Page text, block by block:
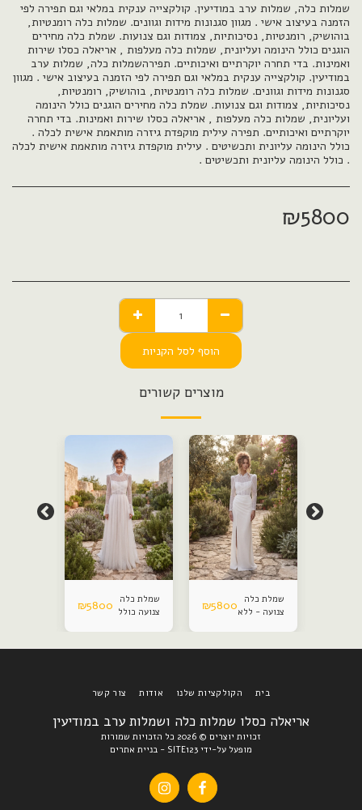
שמלות כלה, שמלות ערב במודיעין. קולקצייה ענקית במלאי וגם תפירה לפי
הזמנה בעיצוב אישי . מגוון סגנונות מידות וגוונים. שמלות כלה רומנטיות,
בוהושיק, רומנטיות, נסיכותיות, צמודות וגם צנועות. שמלת כלה מחירים
הוגנים כולל הינומה ועליונית, שמלות כלה מעלפות , אריאלה כסלו שירות
ואמינות. בדי תחרה יוקרתיים ואיכותיים. תפירהשמלות כלה, שמלות ערב
במודיעין. קולקצייה ענקית במלאי וגם תפירה לפי הזמנה בעיצוב אישי . מגוון
סגנונות מידות וגוונים. שמלות כלה רומנטיות, בוהושיק, רומנטיות,
נסיכותיות, צמודות וגם צנועות. שמלת כלה מחירים הוגנים כולל הינומה
ועליונית, שמלות כלה מעלפות , אריאלה כסלו שירות ואמינות. בדי תחרה
יוקרתיים ואיכותיים. תפירה עילית מוקפדת גיזרה מותאמת אישית לכלה .
כולל הינומה עליונית ותכשיטים . עילית מוקפדת גיזרה מותאמת אישית לכלה
. כולל הינומה עליונית ותכשיטים .
₪5800
הוסף לסל הקניות
מוצרים קשורים
שמלת כלה
צנועה - ללא
₪5800
שמלת כלה
צנועה כולל
₪5800
אריאלה כסלו שמלות כלה ושמלות ערב במודיעין
זכויות יוצרים © 2026 כל הזכויות שמורות
מופעל על-ידי SITE123
- בניית אתרים
בית הקולקציות שלנו אודות צור קשר